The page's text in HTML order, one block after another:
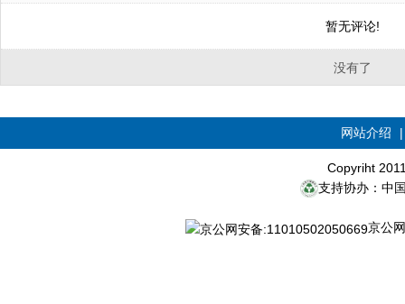
暂无评论!
没有了
网站介绍
Copyriht
支持协办：中
京公